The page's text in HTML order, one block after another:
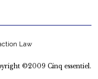
Law
©2009 Cinq essentiel.